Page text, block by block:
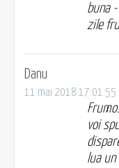
buna
zile
Danu
11 mai 2018 17:01:55
voi
lua un